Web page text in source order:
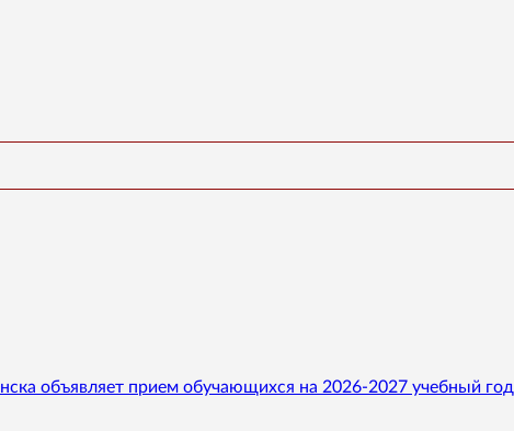
объявляет прием обучающихся на 2026-2027 учебный год